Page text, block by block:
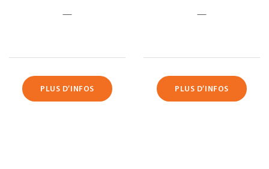
— —
PLUS D’INFOS PLUS D’INFOS